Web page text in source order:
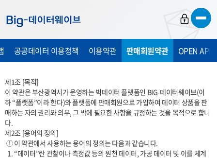
가
기
가
기
가
기
공공데이터 이용정책 이용약관 판매회원약관 OPEN API
제1조 [목적]
이 약관은 부산광역시가 운영하는 빅데이터 플랫폼인 BIG-데이터웨이브(이
하 “플랫폼”이라 한다)와 플랫폼에 판매회원으로 가입하여 데이터 상품을 판
매하는 자의 권리와 의무, 그 밖에 필요한 사항을 규정하는 것을 목적으로 합니
다.
제2조 [용어의 정의]